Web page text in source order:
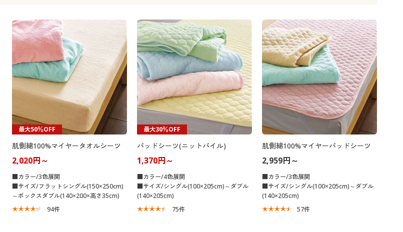
最大50％OFF
肌側綿100%マイヤータオルシーツ
2,020円～
■カラー/3色展開
■サイズ/フラットシングル(150×250cm)
～ボックスダブル(140×200×高さ35cm)
94件
最大30％OFF
パッドシーツ(ニットパイル)
1,370円～
■カラー/4色展開
■サイズ/シングル(100×205cm)～ダブル
(140×205cm)
75件
肌側綿100%マイヤーパッドシーツ
2,959円～
■カラー/3色展開
■サイズ/シングル(100×205cm)～ダブル
(140×205cm)
57件